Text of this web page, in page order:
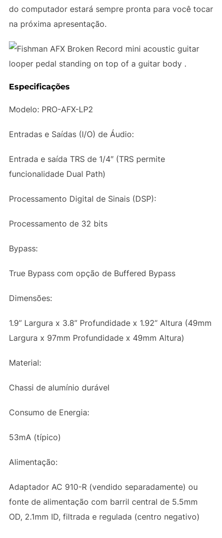
do computador estará sempre pronta para você tocar
na próxima apresentação.
Especificações
Modelo: PRO-AFX-LP2
Entradas e Saídas (I/O) de Áudio:
Entrada e saída TRS de 1/4″ (TRS permite
funcionalidade Dual Path)
Processamento Digital de Sinais (DSP):
Processamento de 32 bits
Bypass:
True Bypass com opção de Buffered Bypass
Dimensões:
1.9” Largura x 3.8” Profundidade x 1.92” Altura (49mm
Largura x 97mm Profundidade x 49mm Altura)
Material:
Chassi de alumínio durável
Consumo de Energia:
53mA (típico)
Alimentação:
Adaptador AC 910-R (vendido separadamente) ou
fonte de alimentação com barril central de 5.5mm
OD, 2.1mm ID, filtrada e regulada (centro negativo)